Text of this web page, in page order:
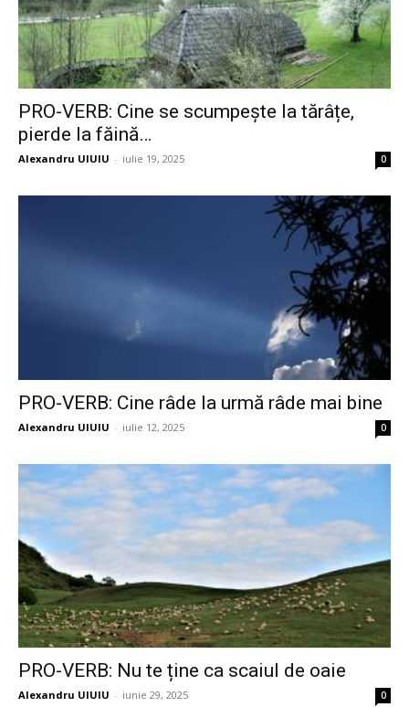
PRO-VERB: Cine se scumpește la tărâțe,
pierde la făină…
Alexandru UIUIU - iulie 19, 2025 0
PRO-VERB: Cine râde la urmă râde mai bine
Alexandru UIUIU - iulie 12, 2025 0
PRO-VERB: Nu te ține ca scaiul de oaie
Alexandru UIUIU - iunie 29, 2025 0